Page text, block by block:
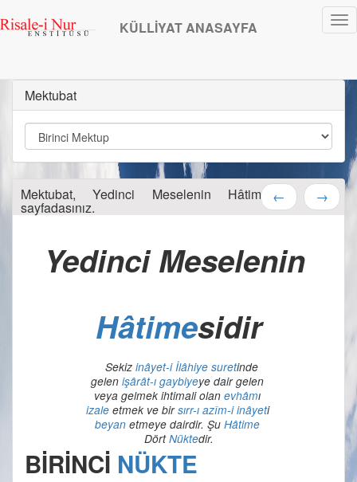
KÜLLİYAT ANASAYFA
Mektubat
Mektubat, Yedinci Meselenin Hâtimesidir, 532.
sayfadasınız.
← →
Yedinci Meselenin
Hâtime
sidir
Sekiz inâyet-i İlâhiye suretinde
gelen işârât-ı gaybiyeye dair gelen
veya gelmek ihtimali olan evhâmı
izale etmek ve bir sırr-ı azîm-i inâyeti
beyan etmeye dairdir. Şu Hâtime
Dört Nükte
BİRİNCİ NÜKTE